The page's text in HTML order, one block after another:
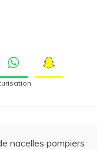
nacelles pompiers